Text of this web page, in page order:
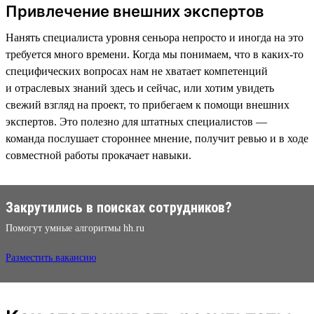
Привлечение внешних экспертов
Нанять специалиста уровня сеньора непросто и иногда на это
требуется много времени. Когда мы понимаем, что в каких-то
специфических вопросах нам не хватает компетенций
и отраслевых знаний здесь и сейчас, или хотим увидеть
свежий взгляд на проект, то прибегаем к помощи внешних
экспертов. Это полезно для штатных специалистов —
команда послушает стороннее мнение, получит ревью и в ходе
совместной работы прокачает навыки.
Закрутились в поисках сотрудников?
Помогут умные алгоритмы hh.ru
Разместить вакансию